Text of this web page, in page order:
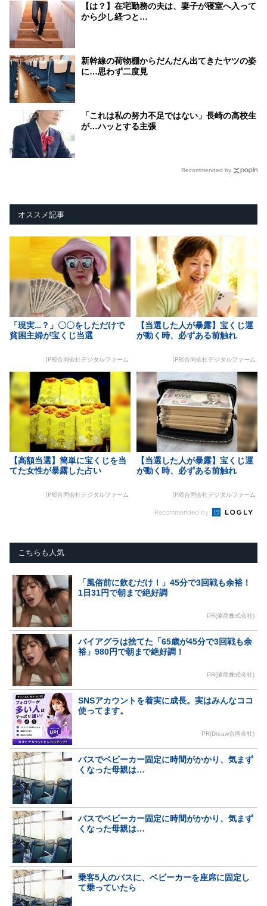
【は？】在宅勤務の夫は、妻子が寝室へ入って
から少し経つと…
新幹線の荷物棚からだんだん出てきたヤツの姿
に…思わず二度見
「これは私の努力不足ではない」長崎の高校生
が…ハッとする主張
Recommended by
オススメ記事
「現実…？」〇〇をしただけで
貧困主婦が宝くじ当選
[PR]合同会社デジタルファーム
【当選した人が暴露】宝くじ運
が動く時、必ずある前触れ
[PR]合同会社デジタルファーム
【高額当選】簡単に宝くじを当
てた女性が暴露した占い
[PR]合同会社デジタルファーム
【当選した人が暴露】宝くじ運
が動く時、必ずある前触れ
[PR]合同会社デジタルファーム
Recommended by
こちらも人気
「風俗前に飲むだけ！」45分で3回戦も余裕！
1日31円で朝まで絶好調
PR(健商株式会社)
バイアグラは捨てた「65歳が45分で3回戦も余
裕」980円で朝まで絶好調！
PR(健商株式会社)
SNSアカウントを着実に成長。実はみんなココ
使ってます。
PR(Dreaw合同会社)
バスでベビーカー固定に時間がかかり、気まず
くなった母親は…
バスでベビーカー固定に時間がかかり、気まず
くなった母親は…
乗客5人のバスに、ベビーカーを座席に固定し
て乗っていたら